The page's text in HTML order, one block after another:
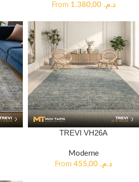
From
د.م. 1.380,00
TREVI VH26A
Moderne
From
د.م.